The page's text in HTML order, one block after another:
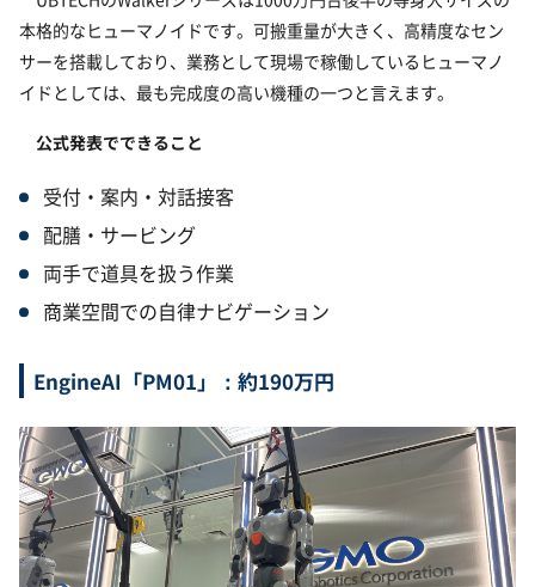
本格的なヒューマノイドです。可搬重量が大きく、高精度なセン
サーを搭載しており、業務として現場で稼働しているヒューマノ
イドとしては、最も完成度の高い機種の一つと言えます。
公式発表でできること
受付・案内・対話接客
配膳・サービング
両手で道具を扱う作業
商業空間での自律ナビゲーション
EngineAI「PM01」：約190万円